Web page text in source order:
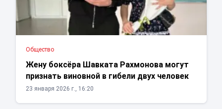
Общество
Жену боксёра Шавката Рахмонова могут
признать виновной в гибели двух человек
23 января 2026 г., 16:20